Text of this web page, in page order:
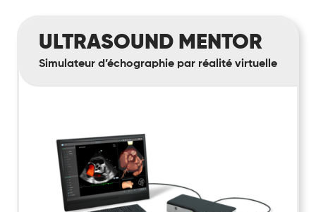
MentorULTRASOUND MENTOR
Simulateur d’échographie par réalité virtuelle